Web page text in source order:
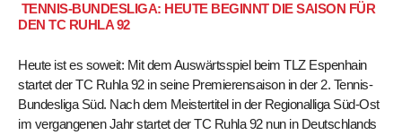
TENNIS-BUNDESLIGA: HEUTE BEGINNT DIE SAISON FÜR
DEN TC RUHLA 92
Heute ist es soweit: Mit dem Auswärtsspiel beim TLZ Espenhain
startet der TC Ruhla 92 in seine Premierensaison in der 2. Tennis-
Bundesliga Süd. Nach dem Meistertitel in der Regionalliga Süd-Ost
im vergangenen Jahr startet der TC Ruhla 92 nun in Deutschlands